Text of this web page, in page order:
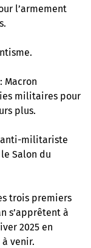
l’armement
.
: Macron
militaires pour
plus.
anti-militariste
Salon du
trois premiers
s’apprêtent à
2025 en
venir.